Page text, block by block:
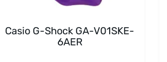
Casio G-Shock GA-V01SKE-
6AER